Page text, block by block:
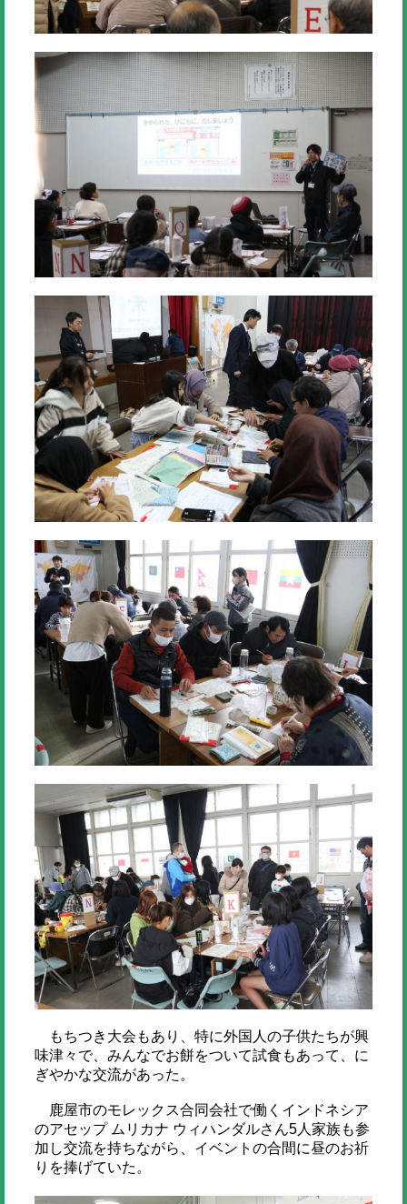
もちつき大会もあり、特に外国人の子供たちが興
味津々で、みんなでお餅をついて試食もあって、に
ぎやかな交流があった。
鹿屋市のモレックス合同会社で働くインドネシア
のアセップ ムリカナ ウィハンダルさん5人家族も参
加し交流を持ちながら、イベントの合間に昼のお祈
りを捧げていた。